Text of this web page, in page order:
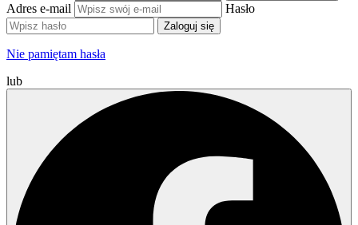
Adres e-mail Hasło
Zaloguj się
Nie pamiętam hasła
lub